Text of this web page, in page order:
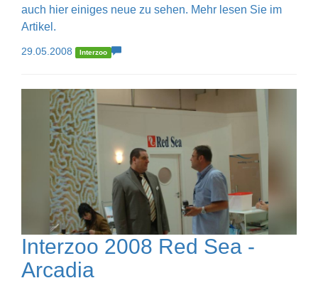
auch hier einiges neue zu sehen. Mehr lesen Sie im
Artikel.
29.05.2008 Interzoo
Interzoo 2008 Red Sea -
Arcadia